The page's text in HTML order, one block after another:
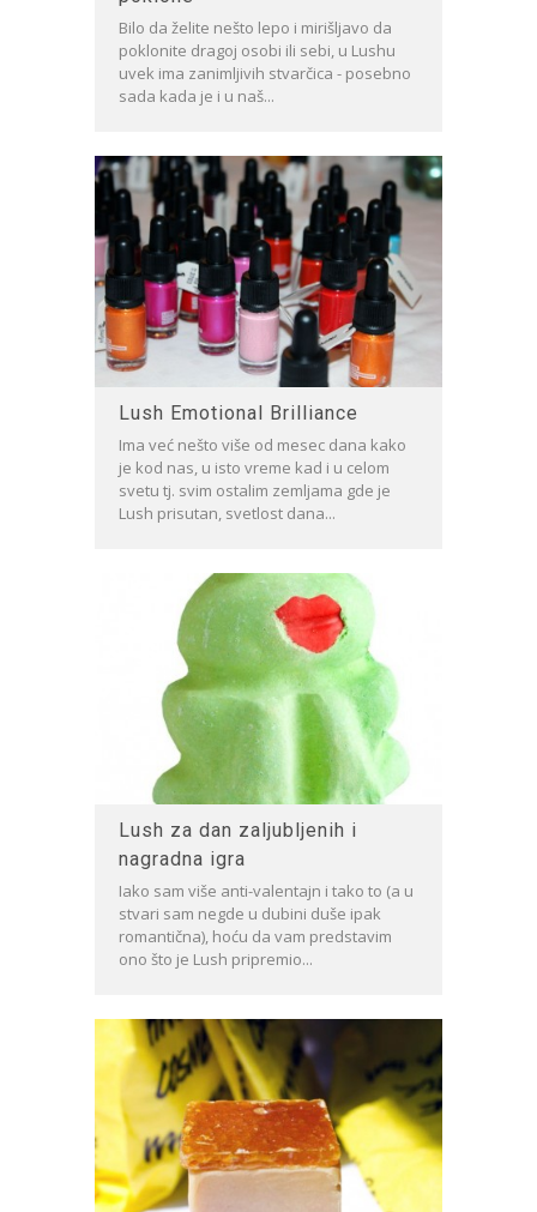
Bilo da želite nešto lepo i mirišljavo da
poklonite dragoj osobi ili sebi, u Lushu
uvek ima zanimljivih stvarčica - posebno
sada kada je i u naš...
Lush Emotional Brilliance
Ima već nešto više od mesec dana kako
je kod nas, u isto vreme kad i u celom
svetu tj. svim ostalim zemljama gde je
Lush prisutan, svetlost dana...
Lush za dan zaljubljenih i
nagradna igra
Iako sam više anti-valentajn i tako to (a u
stvari sam negde u dubini duše ipak
romantična), hoću da vam predstavim
ono što je Lush pripremio...